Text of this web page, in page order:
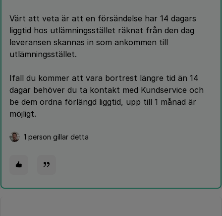
Värt att veta är att en försändelse har 14 dagars
liggtid hos utlämningsstället räknat från den dag
leveransen skannas in som ankommen till
utlämningsstället.
Ifall du kommer att vara bortrest längre tid än 14
dagar behöver du ta kontakt med Kundservice och
be dem ordna förlängd liggtid, upp till 1 månad är
möjligt.
1 person gillar detta